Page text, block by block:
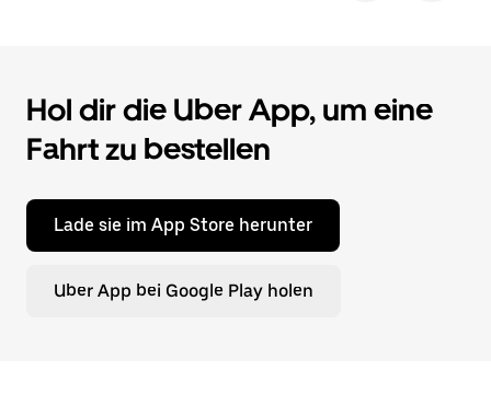
Hol dir die Uber App, um eine
Fahrt zu bestellen
Lade sie im App Store herunter
Uber App bei Google Play holen